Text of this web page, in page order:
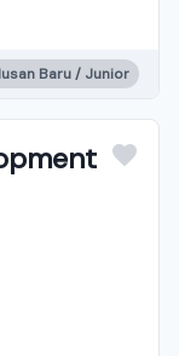
Baru / Junior